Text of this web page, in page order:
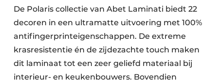
De Polaris collectie van Abet Laminati biedt 22
decoren in een ultramatte uitvoering met 100%
antifingerprinteigenschappen. De extreme
krasresistentie én de zijdezachte touch maken
dit laminaat tot een zeer geliefd materiaal bij
interieur- en keukenbouwers. Bovendien